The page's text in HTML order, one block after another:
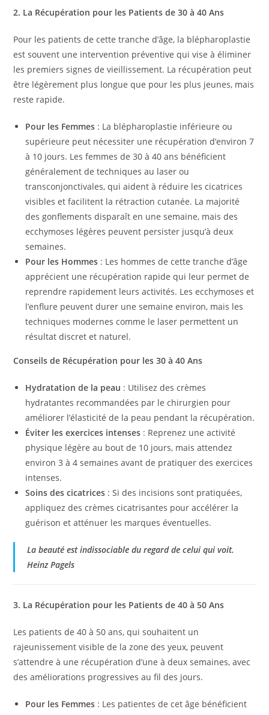
2. La Récupération pour les Patients de 30 à 40 Ans
Pour les patients de cette tranche d’âge, la blépharoplastie
est souvent une intervention préventive qui vise à éliminer
les premiers signes de vieillissement. La récupération peut
être légèrement plus longue que pour les plus jeunes, mais
reste rapide.
Pour les Femmes : La blépharoplastie inférieure ou
supérieure peut nécessiter une récupération d’environ 7
à 10 jours. Les femmes de 30 à 40 ans bénéficient
généralement de techniques au laser ou
transconjonctivales, qui aident à réduire les cicatrices
visibles et facilitent la rétraction cutanée. La majorité
des gonflements disparaît en une semaine, mais des
ecchymoses légères peuvent persister jusqu’à deux
semaines.
Pour les Hommes : Les hommes de cette tranche d’âge
apprécient une récupération rapide qui leur permet de
reprendre rapidement leurs activités. Les ecchymoses et
l’enflure peuvent durer une semaine environ, mais les
techniques modernes comme le laser permettent un
résultat discret et naturel.
Conseils de Récupération pour les 30 à 40 Ans
Hydratation de la peau : Utilisez des crèmes
hydratantes recommandées par le chirurgien pour
améliorer l’élasticité de la peau pendant la récupération.
Éviter les exercices intenses : Reprenez une activité
physique légère au bout de 10 jours, mais attendez
environ 3 à 4 semaines avant de pratiquer des exercices
intenses.
Soins des cicatrices : Si des incisions sont pratiquées,
appliquez des crèmes cicatrisantes pour accélérer la
guérison et atténuer les marques éventuelles.
La beauté est indissociable du regard de celui qui voit.
Heinz Pagels
3. La Récupération pour les Patients de 40 à 50 Ans
Les patients de 40 à 50 ans, qui souhaitent un
rajeunissement visible de la zone des yeux, peuvent
s’attendre à une récupération d’une à deux semaines, avec
des améliorations progressives au fil des jours.
Pour les Femmes : Les patientes de cet âge bénéficient